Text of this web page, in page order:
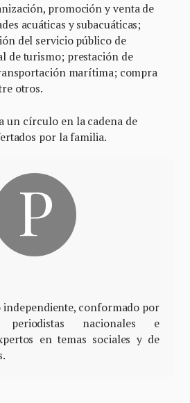
promoción y venta de
acuáticas y subacuáticas;
del servicio público de
de turismo; prestación de
marítima; compra
otros.
un círculo en la cadena de
por la familia.
conformado por
nacionales e
en temas sociales y de